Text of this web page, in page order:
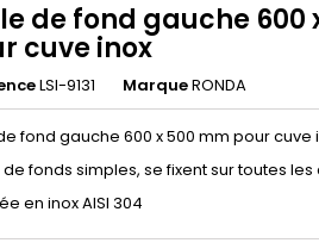
de fond gauche 600
cuve inox
LSI-9131 MarqueRONDA
fond gauche 600 x 500 mm pour cuve
de fonds simples, se fixent sur toutes les
en inox AISI 304